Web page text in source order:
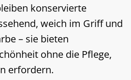
konservierte
weich im Griff und
– sie bieten
ohne die Pflege,
erfordern.